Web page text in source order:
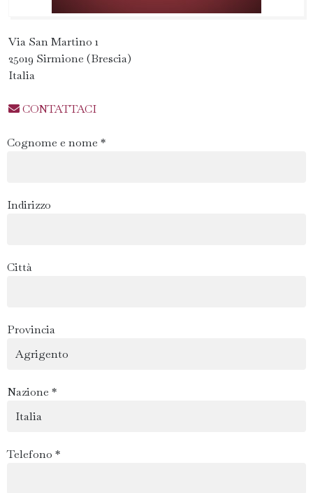
Via San Martino 1
25019 Sirmione (Brescia)
Italia
CONTATTACI
Cognome e nome *
Indirizzo
Città
Provincia
Nazione *
Telefono *